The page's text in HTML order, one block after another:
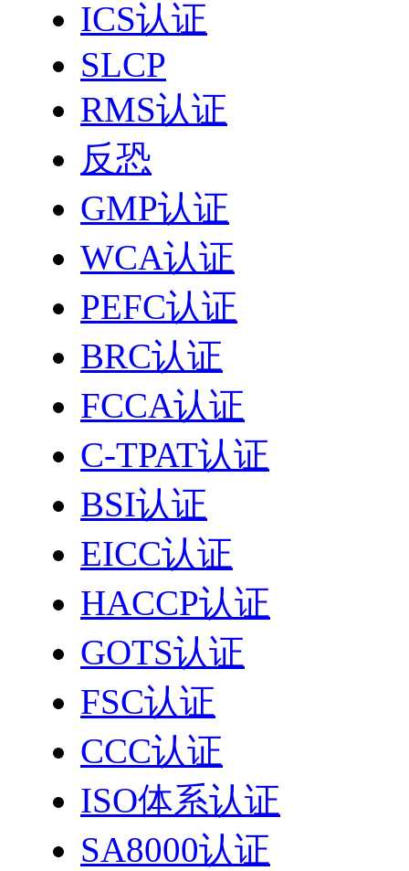
ICS认证
SLCP
RMS认证
反恐
GMP认证
WCA认证
PEFC认证
BRC认证
FCCA认证
C-TPAT认证
BSI认证
EICC认证
HACCP认证
GOTS认证
FSC认证
CCC认证
ISO体系认证
SA8000认证